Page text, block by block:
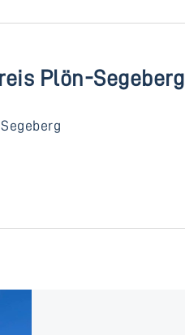
Plön-Segeberg